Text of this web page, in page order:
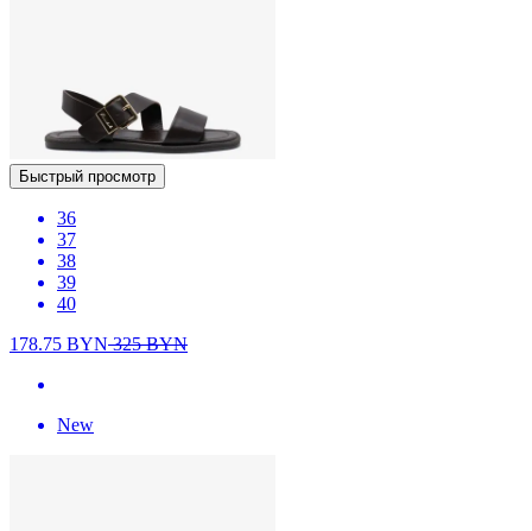
Быстрый просмотр
36
37
38
39
40
178.75 BYN325BYN
New